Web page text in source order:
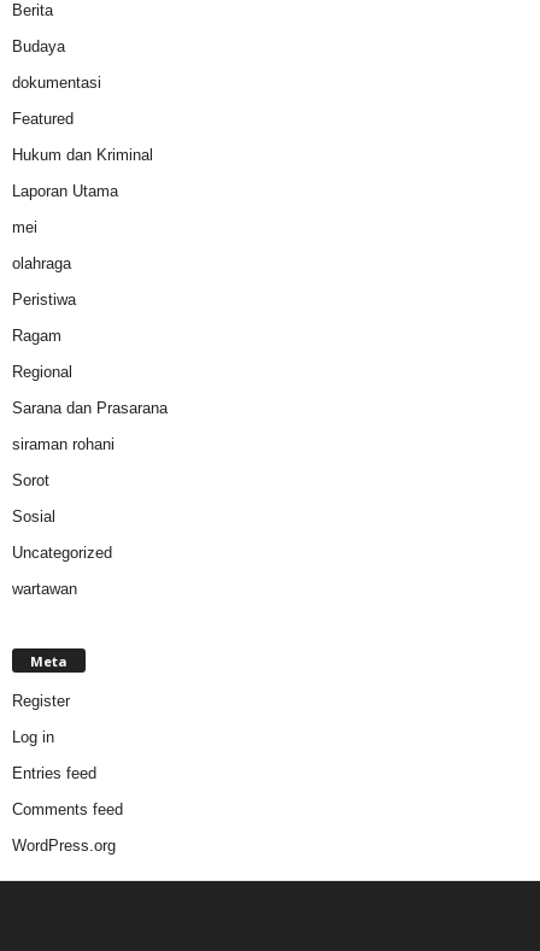
Berita
Budaya
dokumentasi
Featured
Hukum dan Kriminal
Laporan Utama
mei
olahraga
Peristiwa
Ragam
Regional
Sarana dan Prasarana
siraman rohani
Sorot
Sosial
Uncategorized
wartawan
Meta
Register
Log in
Entries feed
Comments feed
WordPress.org